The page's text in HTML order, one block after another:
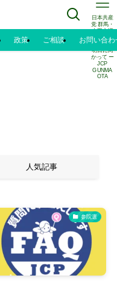
日本共産
党 群馬・
太田市議
水野正己
のブログ |
明日に向
かって ー
JCP
GUNMA
OTA
政策 ご相談 お問い合わ
人気記事
参院選